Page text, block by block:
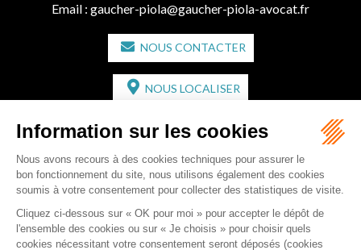
Email : gaucher-piola@gaucher-piola-avocat.fr
NOUS CONTACTER
NOUS LOCALISER
CABINET SECONDAIRE
2 bis Avenue de l'Europe
33350 ST MAGNE-DE-CASTILLON
Tél :05 57 55 87 30 - Fax : 05 57 51 73 64
Email :gaucher-piola@gaucher-piola-avocat.fr